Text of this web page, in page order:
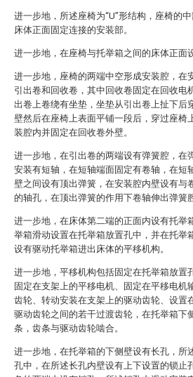
进一步地，所述座椅为“U”形结构，座椅的
床体正面固定连接的安装部。
进一步地，在座椅与托举箱之间的床体正面
进一步地，座椅的两端中空形成安装腔，在
引出卷和回收卷，其中回收卷固定在回收电
出卷上卷绕有坐垫，坐垫从引出卷上扯下后
壁然后在座椅上表面平铺一段后，穿过座椅
装腔内并固定在回收卷外壁。
进一步地，在引出卷的两端设有弹簧腔，在
安装有短轴，在短轴端面固定有卷轴，在短
壁之间设有顶出弹簧，在安装腔内壁设有与
的轴孔，在顶出弹簧的作用下卷轴伸出弹簧
进一步地，在床体第二端的正面内设有托举
举箱滑动设置在托举箱放置孔中，并在托举
设有驱动托举箱进出床体的平移机构。
进一步地，平移机构包括固定在托举箱放置
固定在支架上的平移电机、固定在平移电机
齿轮、转动安装在支架上的驱动齿轮、设置
驱动齿轮之间的若干过渡齿轮，在托举箱下
条，齿条与驱动齿轮啮合。
进一步地，在托举箱的下侧壁设有长孔，所
孔中，在所述长孔内壁设有上下设置的锁止